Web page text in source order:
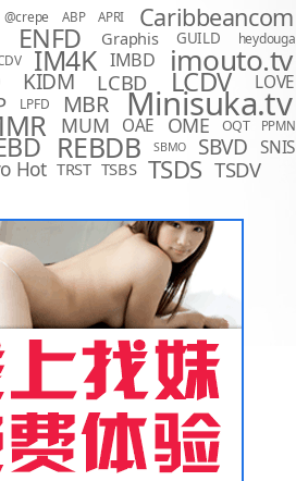
@crepe ABP APRI Caribbeancom
ENFD Graphis GUILD heydouga
IM4K IMBD imouto.tv
KIDM LCBD LCDV LOVE
LPFD MBR Minisuka.tv
MUM OAE OME OQT
PPMN
REBDB SBMO SBVD SNIS
Hot TRST TSBS TSDS TSDV